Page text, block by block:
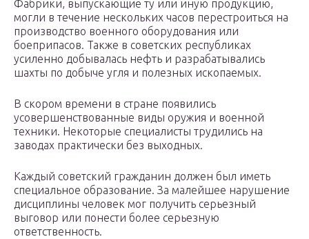
Фабрики, выпускающие ту или иную продукцию,
могли в течение нескольких часов перестроиться на
производство военного оборудования или
боеприпасов. Также в советских республиках
усиленно добывалась нефть и разрабатывались
шахты по добыче угля и полезных ископаемых.
В скором времени в стране появились
усовершенствованные виды оружия и военной
техники. Некоторые специалисты трудились на
заводах практически без выходных.
Каждый советский гражданин должен был иметь
специальное образование. За малейшее нарушение
дисциплины человек мог получить серьезный
выговор или понести более серьезную
ответственность.